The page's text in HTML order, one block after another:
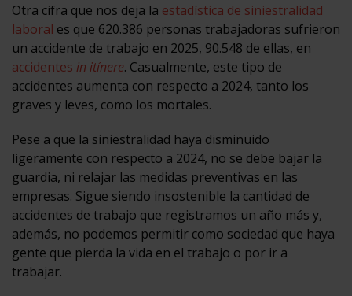
Otra cifra que nos deja la estadística de siniestralidad
laboral es que 620.386 personas trabajadoras sufrieron
un accidente de trabajo en 2025, 90.548 de ellas, en
accidentes in itínere. Casualmente, este tipo de
accidentes aumenta con respecto a 2024, tanto los
graves y leves, como los mortales.
Pese a que la siniestralidad haya disminuido
ligeramente con respecto a 2024, no se debe bajar la
guardia, ni relajar las medidas preventivas en las
empresas. Sigue siendo insostenible la cantidad de
accidentes de trabajo que registramos un año más y,
además, no podemos permitir como sociedad que haya
gente que pierda la vida en el trabajo o por ir a
trabajar.